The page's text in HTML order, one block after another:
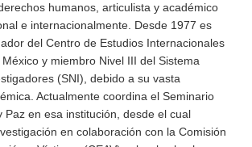
humanos, articulista y académico
e internacionalmente. Desde 1977 es
del Centro de Estudios Internacionales
y miembro Nivel III del Sistema
(SNI), debido a su vasta
Actualmente coordina el Seminario
Paz en esa institución, desde el cual
en colaboración con la Comisión